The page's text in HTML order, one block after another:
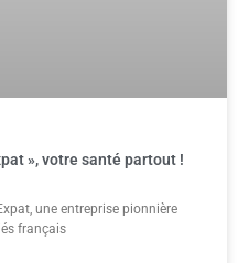
», votre santé partout !
une entreprise pionnière
français